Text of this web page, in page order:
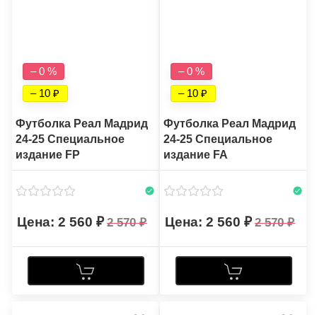
– 0 %
– 10
Футболка Реал Мадрид
24-25 Специальное
издание FP
2 560 2 570
– 0 %
– 10
Футболка Реал Мадрид
24-25 Специальное
издание FA
2 560 2 570